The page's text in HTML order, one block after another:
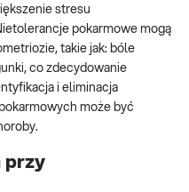
stresu
pokarmowe mogą
takie jak: bóle
co zdecydowanie
i eliminacja
może być
przy